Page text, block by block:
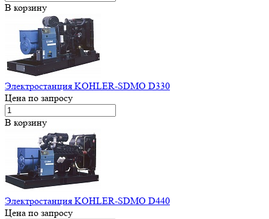
В корзину
Электростанция KOHLER-SDMO D330
Цена по запросу
В корзину
Электростанция KOHLER-SDMO D440
Цена по запросу